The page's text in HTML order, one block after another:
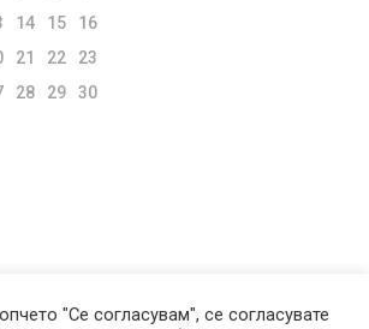
14 15
16
21 22
23
28 29
30
УСЛОВИ ЗА КОРИСТЕЊЕ
"Се согласувам", се согласувате